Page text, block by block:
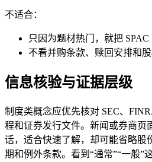
不适合：
只因为题材热门，就把 SPAC
不看并购条款、赎回安排和
信息核验与证据层级
制度类概念应优先核对 SEC、
程和证券发行文件。新闻或券商页
话，适合快速了解，却可能省略股
期和例外条款。看到“通常”“一般”